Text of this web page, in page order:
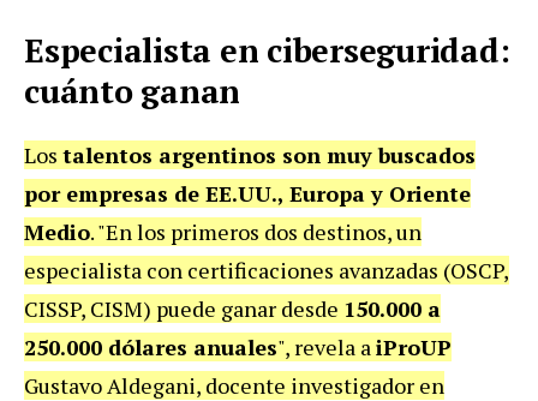
Especialista en ciberseguridad:
cuánto ganan
Los talentos argentinos son muy buscados
por empresas de EE.UU., Europa y Oriente
Medio. "En los primeros dos destinos, un
especialista con certificaciones avanzadas (OSCP,
CISSP, CISM) puede ganar desde 150.000 a
250.000 dólares anuales", revela aiProUP
Gustavo Aldegani, docente investigador en